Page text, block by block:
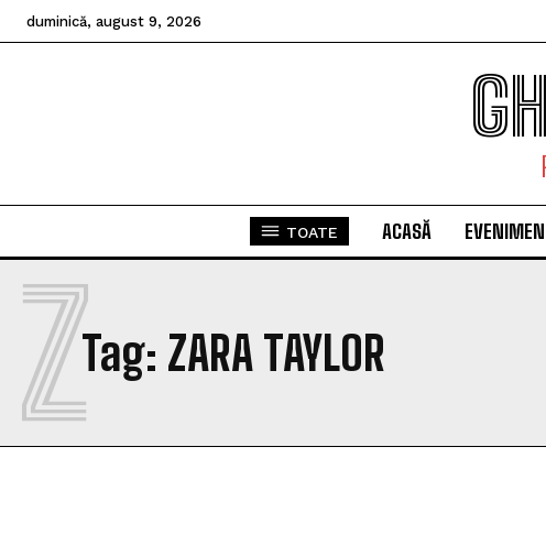
duminică, august 9, 2026
TOATE ACASĂ
Tag: ZARA TAYLOR
Z